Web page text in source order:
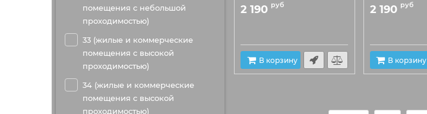
помещения с небольшой
проходимостью)
33 (жилые и коммерческие
помещения с высокой
проходимостью)
34 (жилые и коммерческие
помещения с высокой
проходимостью)
2 190 руб
В корзину
2 190 руб
В корзину